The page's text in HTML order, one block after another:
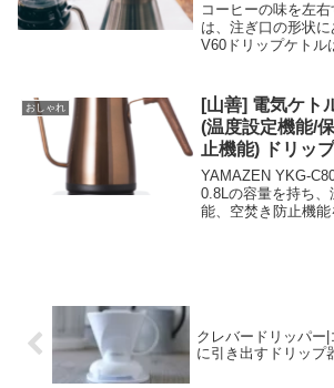
コーヒーの味を左
は、注ぎ口の形状
V60ドリップケトル
ミが手になじみ、ガ
います。コーヒー
ントやギフトです。
おしゃれ
[山善] 電気ケト
(温度設定機能/
止機能) ドリッ
ッパー YKG-
YAMAZEN YKG-
0.8Lの容量を持ち
能、空焚き防止機能
たい方におすすめ
カッパー（銅）のカ
クレバードリッパー
に引き出すドリップ